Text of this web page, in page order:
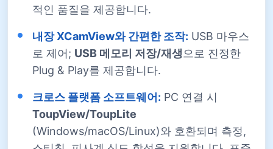
적인 품질을 제공합니다.
내장 XCamView와 간편한 조작: USB 마우스
로 제어; USB 메모리 저장/재생 으로 진정한
Plug & Play를 제공합니다.
크로스 플랫폼 소프트웨어: PC 연결 시
ToupView/ToupLite
(Windows/macOS/Linux)와 호환되며 측정,